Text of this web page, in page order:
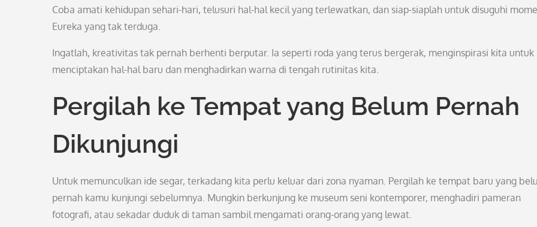
Coba amati kehidupan sehari-hari, telusuri hal-hal kecil yang terlewatkan, dan siap-siaplah untuk disuguhi
Eureka yang tak terduga.
Ingatlah, kreativitas tak pernah berhenti berputar. Ia seperti roda yang terus bergerak, menginspirasi kita untuk
menciptakan hal-hal baru dan menghadirkan warna di tengah rutinitas kita.
Pergilah ke Tempat yang Belum Pernah
Dikunjungi
Untuk memunculkan ide segar, terkadang kita perlu keluar dari zona nyaman. Pergilah ke tempat baru yang
pernah kamu kunjungi sebelumnya. Mungkin berkunjung ke museum seni kontemporer, menghadiri pameran
fotografi, atau sekadar duduk di taman sambil mengamati orang-orang yang lewat.